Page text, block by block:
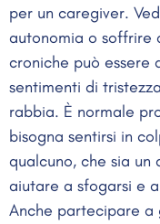
per un caregiver.
autonomia o soffrire
croniche può essere
sentimenti di
rabbia. È normale
bisogna sentirsi in
qualcuno, che sia un
aiutare a sfogarsi e
Anche partecipare